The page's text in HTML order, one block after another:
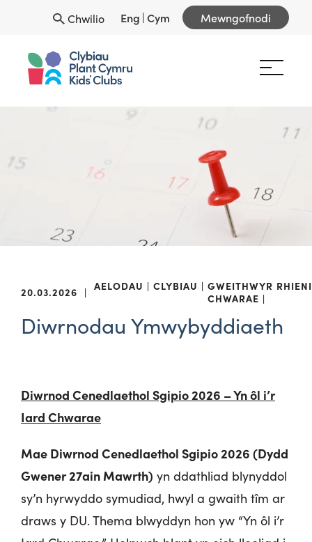
Chwilio Eng |Cym Mewngofnodi
20.03.2026 | AELODAU CLYBIAU
GWEITHWYR
CHWARAE
RHIENI
Diwrnodau Ymwybyddiaeth
Diwrnod Cenedlaethol Sgipio 2026 – Yn ôl i’r
Iard Chwarae
Mae Diwrnod Cenedlaethol Sgipio 2026 (Dydd
Gwener 27ain Mawrth) yn ddathliad blynyddol
sy’n hyrwyddo symudiad, hwyl a gwaith tîm ar
draws y DU. Thema blwyddyn hon yw “Yn ôl i’r